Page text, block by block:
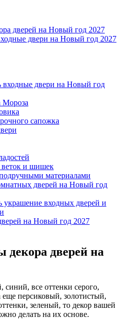
дверей на Новый год 2027
двери на Новый год 2027
входные двери на Новый год
Мороза
сапожка
и шишек
материалами
дверей на Новый год
украшение входных дверей и
на Новый год 2027
дверей на
синий, все оттенки серого,
персиковый, золотистый,
зеленый, то декор вашей
делать на их основе.